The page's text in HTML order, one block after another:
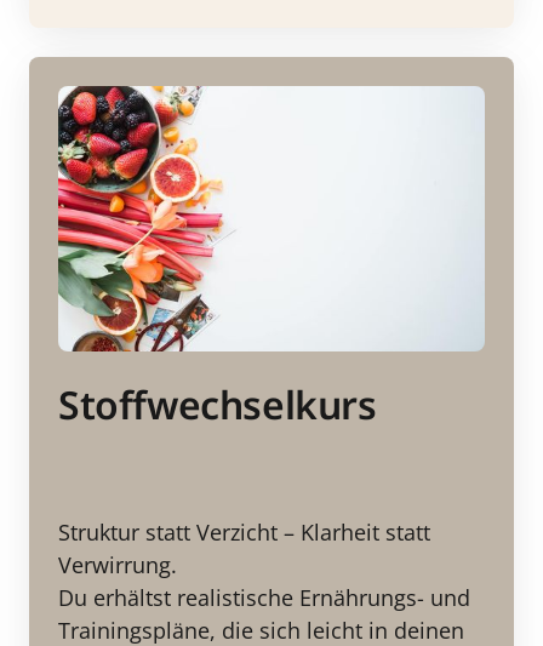
Stoffwechselkurs
Struktur statt Verzicht – Klarheit statt
Verwirrung.
Du erhältst realistische Ernährungs- und
Trainingspläne, die sich leicht in deinen